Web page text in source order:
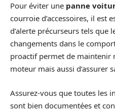
Pour éviter une panne
courroie d’accessoires, il est
d’alerte précurseurs tels que
changements dans le
proactif permet de maintenir
moteur mais aussi d’assurer
Assurez-vous que toutes les
sont bien documentées et